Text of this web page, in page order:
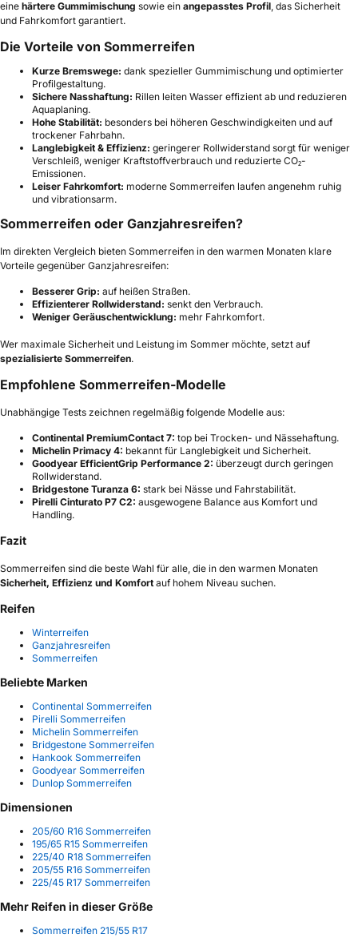
eine härtere Gummimischung sowie ein angepasstes Profil, das Sicherheit
und Fahrkomfort garantiert.
Die Vorteile von Sommerreifen
Kurze Bremswege: dank spezieller Gummimischung und optimierter
Profilgestaltung.
Sichere Nasshaftung: Rillen leiten Wasser effizient ab und reduzieren
Aquaplaning.
Hohe Stabilität: besonders bei höheren Geschwindigkeiten und auf
trockener Fahrbahn.
Langlebigkeit & Effizienz: geringerer Rollwiderstand sorgt für weniger
Verschleiß, weniger Kraftstoffverbrauch und reduzierte CO₂-
Emissionen.
Leiser Fahrkomfort: moderne Sommerreifen laufen angenehm ruhig
und vibrationsarm.
Sommerreifen oder Ganzjahresreifen?
Im direkten Vergleich bieten Sommerreifen in den warmen Monaten klare
Vorteile gegenüber Ganzjahresreifen:
Besserer Grip: auf heißen Straßen.
Effizienterer Rollwiderstand: senkt den Verbrauch.
Weniger Geräuschentwicklung: mehr Fahrkomfort.
Wer maximale Sicherheit und Leistung im Sommer möchte, setzt auf
spezialisierte Sommerreifen.
Empfohlene Sommerreifen-Modelle
Unabhängige Tests zeichnen regelmäßig folgende Modelle aus:
Continental PremiumContact 7: top bei Trocken- und Nässehaftung.
Michelin Primacy 4: bekannt für Langlebigkeit und Sicherheit.
Goodyear EfficientGrip Performance 2: überzeugt durch geringen
Rollwiderstand.
Bridgestone Turanza 6: stark bei Nässe und Fahrstabilität.
Pirelli Cinturato P7 C2: ausgewogene Balance aus Komfort und
Handling.
Fazit
Sommerreifen sind die beste Wahl für alle, die in den warmen Monaten
Sicherheit, Effizienz und Komfort auf hohem Niveau suchen.
Reifen
Winterreifen
Ganzjahresreifen
Sommerreifen
Beliebte Marken
Continental Sommerreifen
Pirelli Sommerreifen
Michelin Sommerreifen
Bridgestone Sommerreifen
Hankook Sommerreifen
Goodyear Sommerreifen
Dunlop Sommerreifen
Dimensionen
205/60 R16 Sommerreifen
195/65 R15 Sommerreifen
225/40 R18 Sommerreifen
205/55 R16 Sommerreifen
225/45 R17 Sommerreifen
Mehr Reifen in dieser Größe
Sommerreifen 215/55 R17